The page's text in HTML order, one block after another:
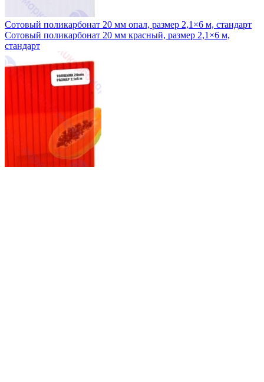
Сотовый поликарбонат 20 мм опал, размер 2,1×6 м, стандарт
Сотовый поликарбонат 20 мм красный, размер 2,1×6 м,
стандарт